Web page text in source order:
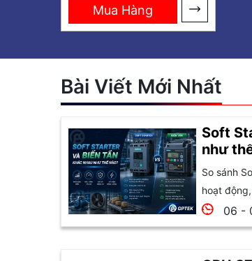
Mua Hàng
Bài Viết Mới Nhất
Soft
như
So sánh
hoạt
06 -